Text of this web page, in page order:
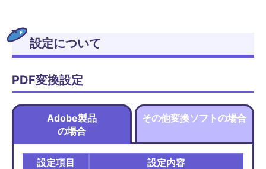
設定について
PDF変換設定
Adobe製品
の場合
設定項目
設定内容
その他変換ソフトの場合